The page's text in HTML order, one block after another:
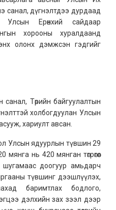
санал, дүгнэлтдээ дурдаад
Улсын Ерөнхий сайдаар
хорооны хуралдаанд
олонх дэмжсэн гэдгийг
санал, Төрийн байгуулалтын
холбогдуулан Улсын
хариулт авсан.
Улсын ядуурлын түвшин 29
нь 420 мянган төгрөгөөс
доогуур амьдарч
түвшинг дээшлүүлэх,
баримтлах бодлого,
дэлхийн зах зээл дээр